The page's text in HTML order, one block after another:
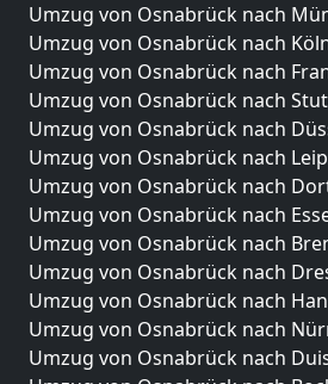
Umzug von Osnabrück nach
Umzug von Osnabrück nach
Umzug von Osnabrück nach
Umzug von Osnabrück nach
Umzug von Osnabrück nach
Umzug von Osnabrück nach
Umzug von Osnabrück nach
Umzug von Osnabrück nach
Umzug von Osnabrück nach
Umzug von Osnabrück nach
Umzug von Osnabrück nach
Umzug von Osnabrück nach
Umzug von Osnabrück nach